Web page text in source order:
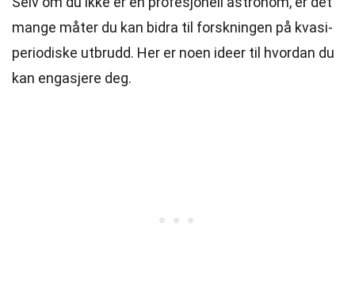
mange måter du kan bidra til forskningen på kvasi-
periodiske utbrudd. Her er noen ideer til hvordan du
kan engasjere deg.